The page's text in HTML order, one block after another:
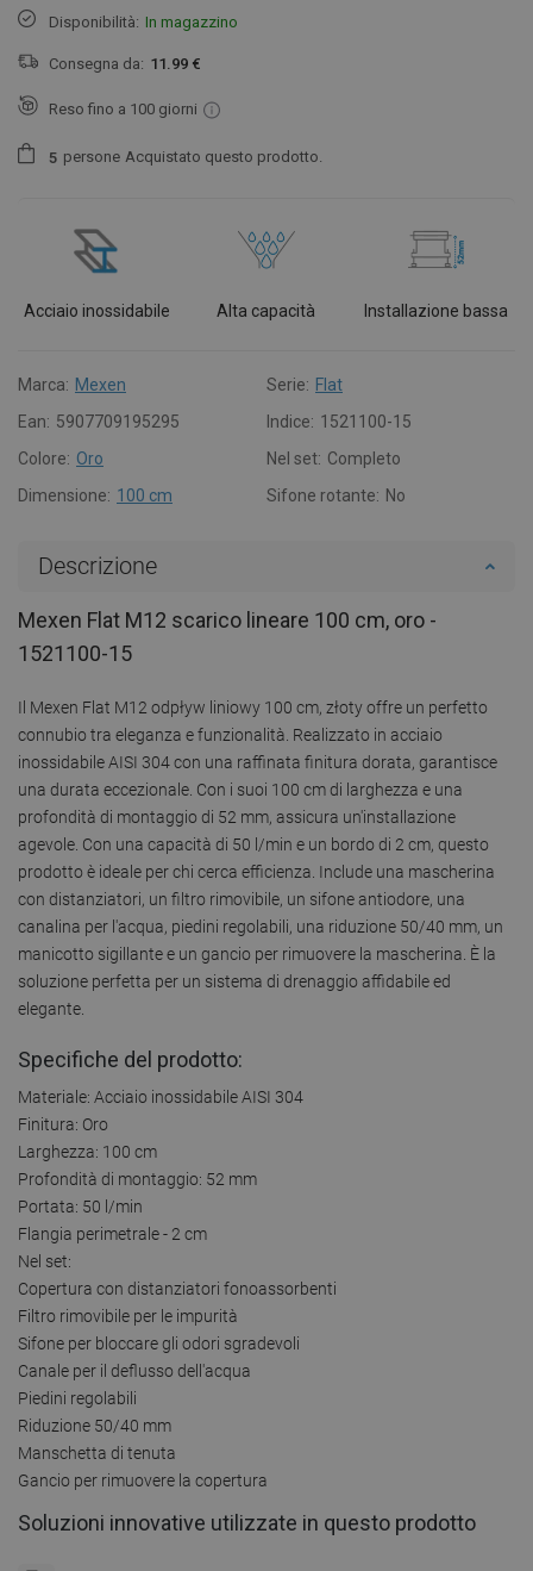
Disponibilità: In magazzino
Consegna da: 11.99 €
Reso fino a 100 giorni
5 persone Acquistato questo prodotto.
Acciaio inossidabile Alta capacità Installazione bassa
Marca: Mexen Serie: Flat
Ean: 5907709195295 Indice: 1521100-15
Colore: Oro Nel set: Completo
Dimensione: 100 cm Sifone rotante: No
Descrizione
Mexen Flat M12 scarico lineare 100 cm, oro -
1521100-15
Il Mexen Flat M12 odpływ liniowy 100 cm, złoty offre un perfetto
connubio tra eleganza e funzionalità. Realizzato in acciaio
inossidabile AISI 304 con una raffinata finitura dorata, garantisce
una durata eccezionale. Con i suoi 100 cm di larghezza e una
profondità di montaggio di 52 mm, assicura un'installazione
agevole. Con una capacità di 50 l/min e un bordo di 2 cm, questo
prodotto è ideale per chi cerca efficienza. Include una mascherina
con distanziatori, un filtro rimovibile, un sifone antiodore, una
canalina per l'acqua, piedini regolabili, una riduzione 50/40 mm, un
manicotto sigillante e un gancio per rimuovere la mascherina. È la
soluzione perfetta per un sistema di drenaggio affidabile ed
elegante.
Specifiche del prodotto:
Materiale: Acciaio inossidabile AISI 304
Finitura: Oro
Larghezza: 100 cm
Profondità di montaggio: 52 mm
Portata: 50 l/min
Flangia perimetrale - 2 cm
Nel set:
Copertura con distanziatori fonoassorbenti
Filtro rimovibile per le impurità
Sifone per bloccare gli odori sgradevoli
Canale per il deflusso dell'acqua
Piedini regolabili
Riduzione 50/40 mm
Manschetta di tenuta
Gancio per rimuovere la copertura
Soluzioni innovative utilizzate in questo prodotto